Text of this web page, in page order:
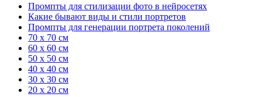
Промпты для стилизации фото в нейросетях
Какие бывают виды и стили портретов
Промпты для генерации портрета поколений
70 x 70 см
60 x 60 см
50 x 50 см
40 x 40 см
30 x 30 см
20 x 20 см